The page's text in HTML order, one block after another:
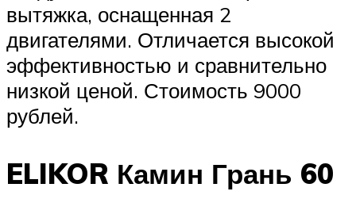
вытяжка, оснащенная 2
двигателями. Отличается высокой
эффективностью и сравнительно
низкой ценой. Стоимость 9000
рублей.
ELIKOR Камин Грань 60